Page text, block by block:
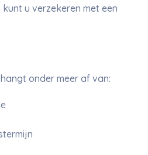
u verzekeren met een
onder meer af van: